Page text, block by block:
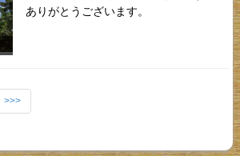
ありがとうございます。
>>>